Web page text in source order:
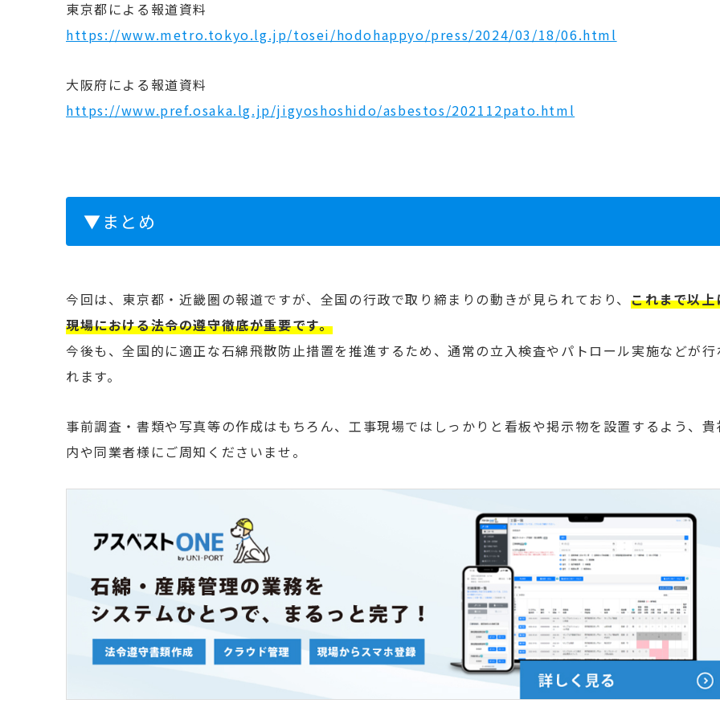
東京都による報道資料
https://www.metro.tokyo.lg.jp/tosei/hodohappyo/press/2024/03/18/06.html
大阪府による報道資料
https://www.pref.osaka.lg.jp/jigyoshoshido/asbestos/202112pato.html
▼まとめ
今回は、東京都・近畿圏の報道ですが、全国の行政で取り締まりの動きが見られており、これまで以上
現場における法令の遵守徹底が重要です。
今後も、全国的に適正な石綿飛散防止措置を推進するため、通常の立入検査やパトロール実施などが行
れます。
事前調査・書類や写真等の作成はもちろん、工事現場ではしっかりと看板や掲示物を設置するよう、貴
内や同業者様にご周知くださいませ。